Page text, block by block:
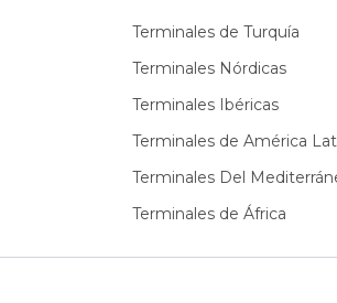
Terminales de Turquía
Terminales Nórdicas
Terminales Ibéricas
Terminales de América
Terminales Del
Terminales de África